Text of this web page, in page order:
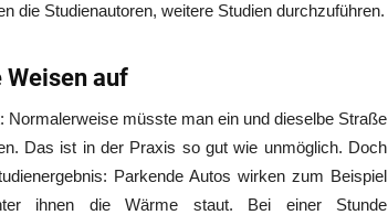
die Studienautoren, weitere Studien durchzuführen.
Weisen auf
Normalerweise müsste man ein und dieselbe Straße
Das ist in der Praxis so gut wie unmöglich. Doch
Parkende Autos wirken zum Beispiel
ihnen die Wärme staut. Bei einer Stunde